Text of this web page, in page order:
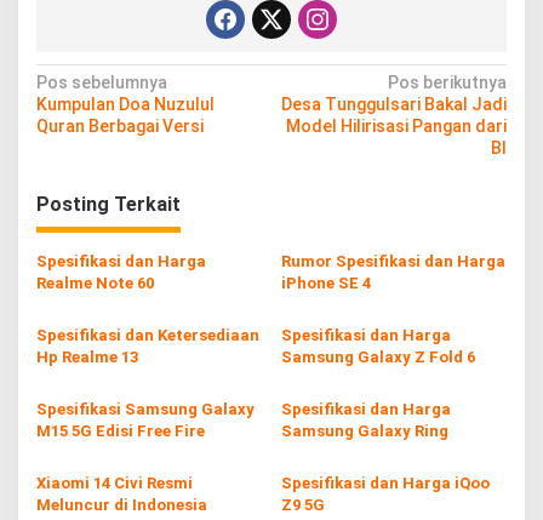
N
a
i
g
a
s
i
p
s
Pos sebelumnya
Kumpulan Doa Nuzulul
Quran Berbagai Versi
Pos berikutnya
Desa Tunggulsari Bakal Jadi
Model Hilirisasi Pangan dari
BI
Posting Terkait
Spesifikasi dan Harga
Realme Note 60
Rumor Spesifikasi dan Harga
iPhone SE 4
Spesifikasi dan Ketersediaan
Hp Realme 13
Spesifikasi dan Harga
Samsung Galaxy Z Fold 6
Spesifikasi Samsung Galaxy
M15 5G Edisi Free Fire
Spesifikasi dan Harga
Samsung Galaxy Ring
Xiaomi 14 Civi Resmi
Meluncur di Indonesia
Spesifikasi dan Harga iQoo
Z9 5G